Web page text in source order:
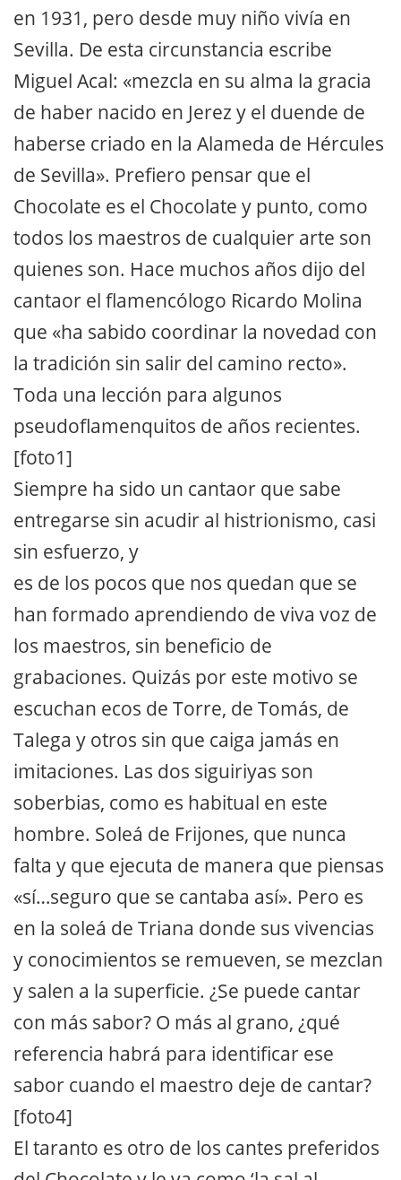
en 1931, pero desde muy niño vivía en
Sevilla. De esta circunstancia escribe
Miguel Acal: «mezcla en su alma la gracia
de haber nacido en Jerez y el duende de
haberse criado en la Alameda de Hércules
de Sevilla». Prefiero pensar que el
Chocolate es el Chocolate y punto, como
todos los maestros de cualquier arte son
quienes son. Hace muchos años dijo del
cantaor el flamencólogo Ricardo Molina
que «ha sabido coordinar la novedad con
la tradición sin salir del camino recto».
Toda una lección para algunos
pseudoflamenquitos de años recientes.
[foto1]
Siempre ha sido un cantaor que sabe
entregarse sin acudir al histrionismo, casi
sin esfuerzo, y
es de los pocos que nos quedan que se
han formado aprendiendo de viva voz de
los maestros, sin beneficio de
grabaciones. Quizás por este motivo se
escuchan ecos de Torre, de Tomás, de
Talega y otros sin que caiga jamás en
imitaciones. Las dos siguiriyas son
soberbias, como es habitual en este
hombre. Soleá de Frijones, que nunca
falta y que ejecuta de manera que piensas
«sí…seguro que se cantaba así». Pero es
en la soleá de Triana donde sus vivencias
y conocimientos se remueven, se mezclan
y salen a la superficie. ¿Se puede cantar
con más sabor? O más al grano, ¿qué
referencia habrá para identificar ese
sabor cuando el maestro deje de cantar?
[foto4]
El taranto es otro de los cantes preferidos